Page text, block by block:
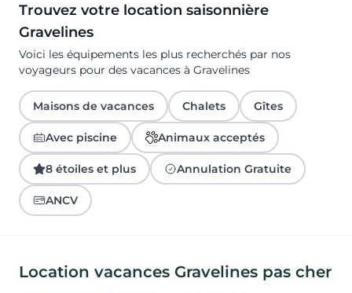
Trouvez votre location saisonnière
Gravelines
Voici les équipements les plus recherchés par nos
voyageurs pour des vacances à Gravelines
Maisons de vacances Chalets Gîtes
Avec piscine Animaux acceptés
8 étoiles et plus Annulation Gratuite
ANCV
Location vacances Gravelines pas cher